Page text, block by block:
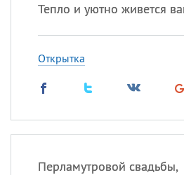
Тепло и уютно живется
Открытка
Перламутровой свадьбы,